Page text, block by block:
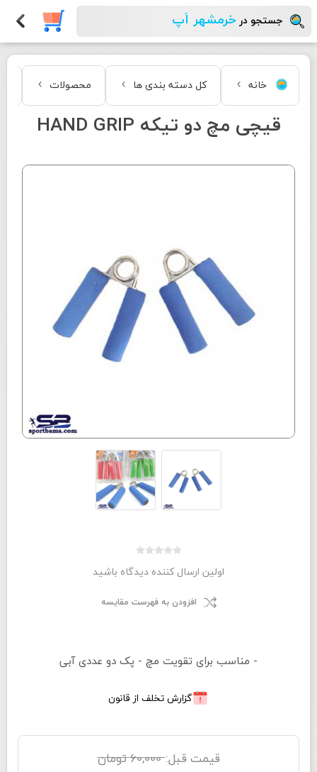
جستجو در خرمشهر اَپ
خانه کل دسته بندی ها محصولات
قیچی مچ دو تیکه HAND GRIP
اولین ارسال کننده دیدگاه باشید
افزودن به فهرست مقایسه
- مناسب برای تقویت مچ - پک دو عددی آبی
گزارش تخلف از قانون
قیمت قبل: 60,000 تومان